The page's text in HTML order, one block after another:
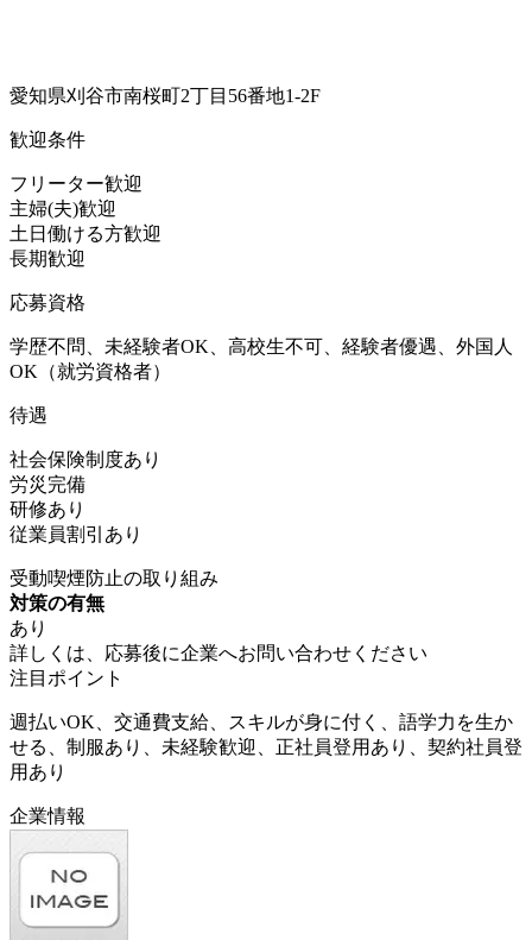
愛知県刈谷市南桜町2丁目56番地1-2F
歓迎条件
フリーター歓迎
主婦(夫)歓迎
土日働ける方歓迎
長期歓迎
応募資格
学歴不問、未経験者OK、高校生不可、経験者優遇、外国人
OK（就労資格者）
待遇
社会保険制度あり
労災完備
研修あり
従業員割引あり
受動喫煙防止の取り組み
対策の有無
あり
詳しくは、応募後に企業へお問い合わせください
注目ポイント
週払いOK、交通費支給、スキルが身に付く、語学力を生か
せる、制服あり、未経験歓迎、正社員登用あり、契約社員登
用あり
企業情報